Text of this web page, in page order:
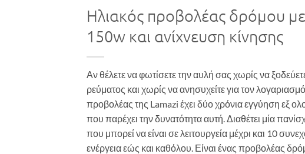
Ηλιακός προβολέας δρόμου με
150w και ανίχνευση κίνησης
Αν θέλετε να φωτίσετε την αυλή σας χωρίς να
ρεύματος και χωρίς να ανησυχείτε για τον
προβολέας της Lamazi έχει δύο χρόνια εγγύηση εξ
που παρέχει την δυνατότητα αυτή. Διαθέτει μία
που μπορεί να είναι σε λειτουργεία μέχρι και 10
ενέργεια εώς και καθόλου. Είναι ένας προβολέας